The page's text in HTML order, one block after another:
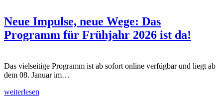
Neue Impulse, neue Wege: Das
Programm für Frühjahr 2026 ist da!
Das vielseitige Programm ist ab sofort online verfügbar und liegt ab
dem 08. Januar im…
weiterlesen